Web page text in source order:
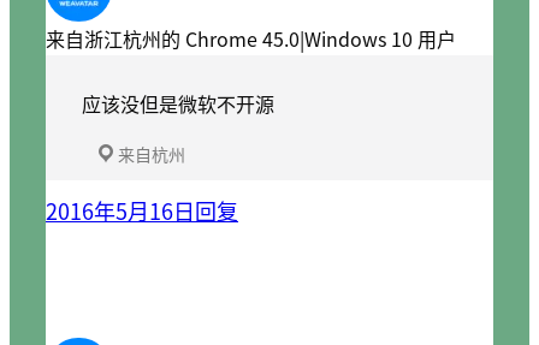
来自浙江杭州的 Chrome 45.0|Windows 10 用户
应该没但是微软不开源
来自杭州
2016年5月16日回复